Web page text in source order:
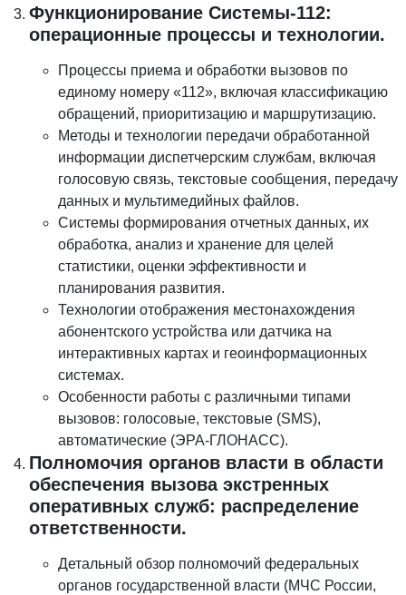
Функционирование Системы-112:
операционные процессы и технологии.
Процессы приема и обработки вызовов по
единому номеру «112», включая классификацию
обращений, приоритизацию и маршрутизацию.
Методы и технологии передачи обработанной
информации диспетчерским службам, включая
голосовую связь, текстовые сообщения, передачу
данных и мультимедийных файлов.
Системы формирования отчетных данных, их
обработка, анализ и хранение для целей
статистики, оценки эффективности и
планирования развития.
Технологии отображения местонахождения
абонентского устройства или датчика на
интерактивных картах и геоинформационных
системах.
Особенности работы с различными типами
вызовов: голосовые, текстовые (SMS),
автоматические (ЭРА-ГЛОНАСС).
Полномочия органов власти в области
обеспечения вызова экстренных
оперативных служб: распределение
ответственности.
Детальный обзор полномочий федеральных
органов государственной власти (МЧС России,